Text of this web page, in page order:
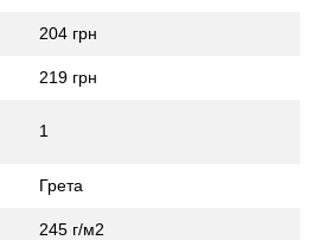
204 грн
219 грн
1
Грета
245 г/м2